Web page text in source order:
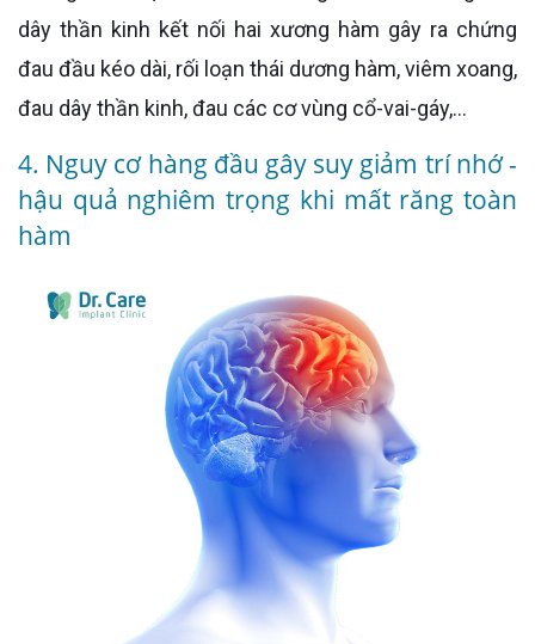
dây thần kinh kết nối hai xương hàm gây ra chứng
đau đầu kéo dài, rối loạn thái dương hàm, viêm xoang,
đau dây thần kinh, đau các cơ vùng cổ-vai-gáy,...
4. Nguy cơ hàng đầu gây suy giảm trí nhớ -
hậu quả nghiêm trọng khi mất răng toàn
hàm